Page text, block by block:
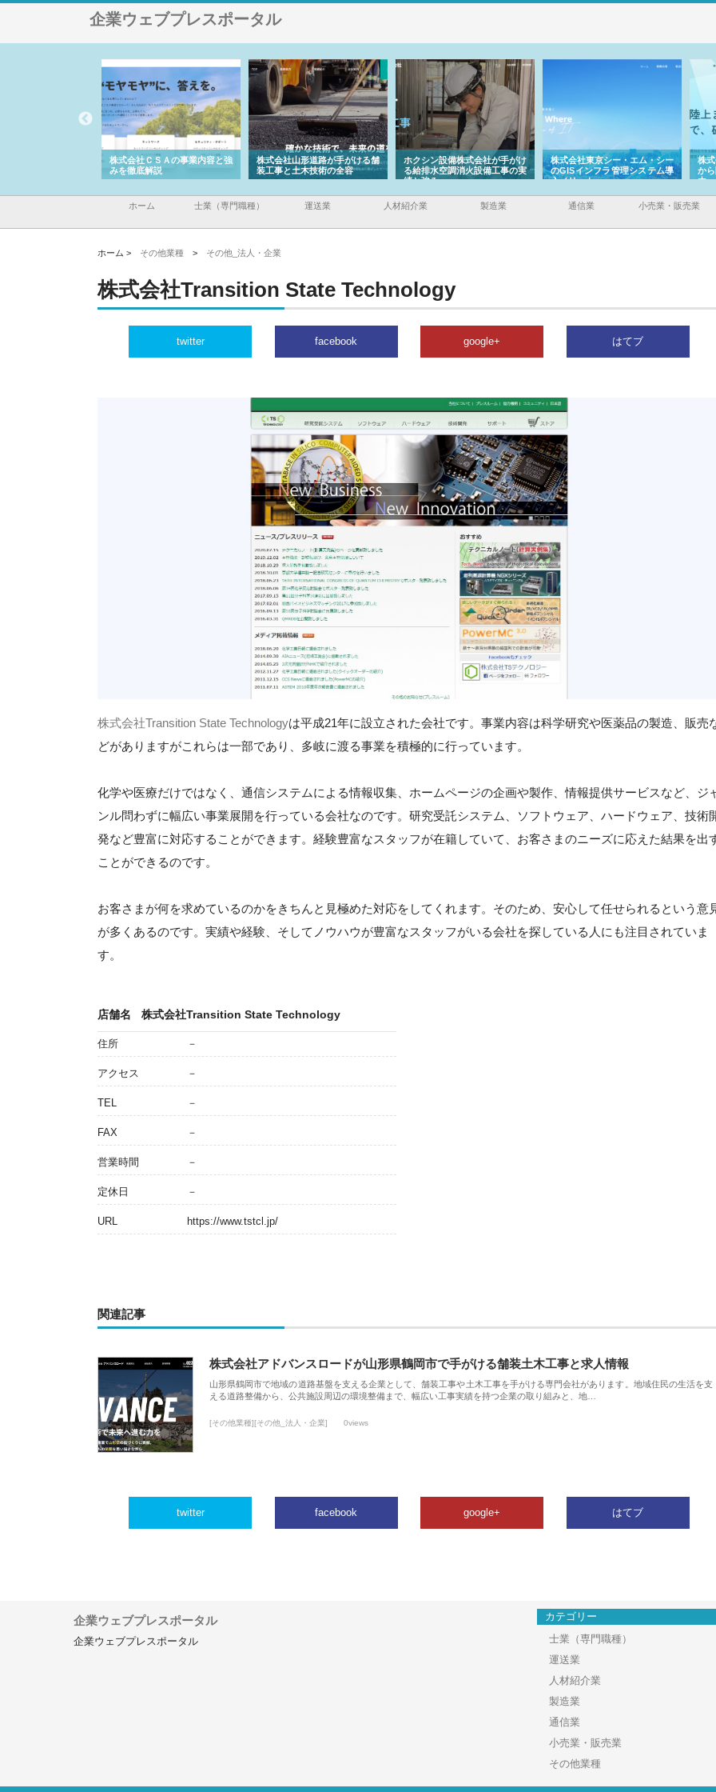
企業ウェブプレスポータル
株式会社ＣＳＡの事業内容と強
みを徹底解説
株式会社山形道路が手がける舗
装工事と土木技術の全容
ホクシン設備株式会社が手がけ
る給排水空調消火設備工事の実
績と強み
株式会社東京シー・エム・シー
のGISインフラ管理システム導
入メリット
株
か
由
ホーム 士業（専門職種） 運送業 人材紹介業 製造業 通信業 小売業・販売業
ホーム > その他業種 > その他_法人・企業
株式会社Transition State Technology
twitter facebook google+ はてブ
株式会社Transition State Technologyは平成21年に設立された会社です。事業内容は科学研究や医薬品の製造、販売
どがありますがこれらは一部であり、多岐に渡る事業を積極的に行っています。
化学や医療だけではなく、通信システムによる情報収集、ホームページの企画や製作、情報提供サービスなど、ジ
ンル問わずに幅広い事業展開を行っている会社なのです。研究受託システム、ソフトウェア、ハードウェア、技術
発など豊富に対応することができます。経験豊富なスタッフが在籍していて、お客さまのニーズに応えた結果を出
ことができるのです。
お客さまが何を求めているのかをきちんと見極めた対応をしてくれます。そのため、安心して任せられるという意
が多くあるのです。実績や経験、そしてノウハウが豊富なスタッフがいる会社を探している人にも注目されていま
す。
店舗名 株式会社Transition State Technology
住所 －
アクセス －
TEL －
FAX －
営業時間 －
定休日 －
URL https://www.tstcl.jp/
関連記事
株式会社アドバンスロードが山形県鶴岡市で手がける舗装土木工事と求人情報
山形県鶴岡市で地域の道路基盤を支える企業として、舗装工事や土木工事を手がける専門会社があります。地域住民の生活を支
える道路整備から、公共施設周辺の環境整備まで、幅広い工事実績を持つ企業の取り組みと、地…
[その他業種][その他_法人・企業] 0views
twitter facebook google+ はてブ
企業ウェブプレスポータル
企業ウェブプレスポータル
カテゴリー
士業（専門職種）
運送業
人材紹介業
製造業
通信業
小売業・販売業
その他業種